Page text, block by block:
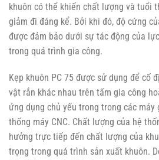
khuôn có thể khiến chất lượng và tuổi
giảm đi đáng kể. Bởi khi đó, độ cứng
được đảm bảo dưới sự tác động của
trong quá trình gia công.
Kẹp khuôn PC 75 được sử dụng để cố
vật rắn khác nhau trên tấm gia công
ứng dụng chủ yếu trong trong các máy
thống máy CNC. Chất lượng của hệ
hưởng trực tiếp đến chất lượng của
trọng trong quá trình sản xuất khuôn.